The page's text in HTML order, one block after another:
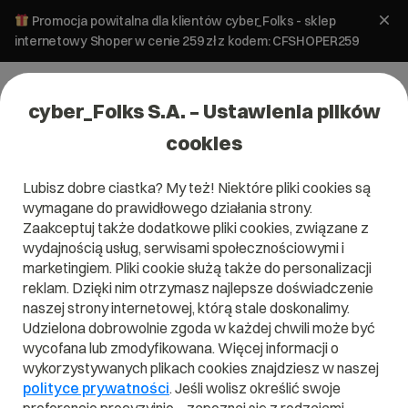
Promocja powitalna dla klientów cyber_Folks - sklep
internetowy Shoper w cenie 259 zł z kodem: CFSHOPER259
Czym jest Joomla!?
Przeczytaj czym jestJoomla!w naszym słowniku.
Pomoże Ci to lepiej zrozumieć, czym dokładnie jestJoomla!
cyber_Folks S.A. – Ustawienia plików
cookies
Lubisz dobre ciastka? My też! Niektóre pliki cookies są
wymagane do prawidłowego działania strony.
Zaakceptuj także dodatkowe pliki cookies, związane z
wydajnością usług, serwisami społecznościowymi i
marketingiem. Pliki cookie służą także do personalizacji
reklam. Dzięki nim otrzymasz najlepsze doświadczenie
naszej strony internetowej, którą stale doskonalimy.
Udzielona dobrowolnie zgoda w każdej chwili może być
wycofana lub zmodyfikowana. Więcej informacji o
wykorzystywanych plikach cookies znajdziesz w naszej
polityce prywatności. Jeśli wolisz określić swoje